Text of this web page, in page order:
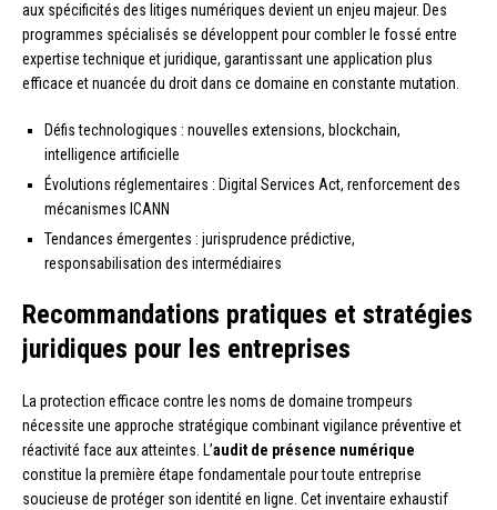
aux spécificités des litiges numériques devient un enjeu majeur. Des
programmes spécialisés se développent pour combler le fossé entre
expertise technique et juridique, garantissant une application plus
efficace et nuancée du droit dans ce domaine en constante mutation.
Défis technologiques : nouvelles extensions, blockchain,
intelligence artificielle
Évolutions réglementaires : Digital Services Act, renforcement des
mécanismes ICANN
Tendances émergentes : jurisprudence prédictive,
responsabilisation des intermédiaires
Recommandations pratiques et stratégies
juridiques pour les entreprises
La protection efficace contre les noms de domaine trompeurs
nécessite une approche stratégique combinant vigilance préventive et
réactivité face aux atteintes. L’audit de présence numérique
constitue la première étape fondamentale pour toute entreprise
soucieuse de protéger son identité en ligne. Cet inventaire exhaustif